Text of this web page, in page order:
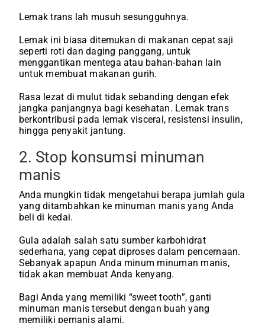
Lemak trans lah musuh sesungguhnya.
Lemak ini biasa ditemukan di makanan cepat saji
seperti roti dan daging panggang, untuk
menggantikan mentega atau bahan-bahan lain
untuk membuat makanan gurih.
Rasa lezat di mulut tidak sebanding dengan efek
jangka panjangnya bagi kesehatan. Lemak trans
berkontribusi pada lemak visceral, resistensi insulin,
hingga penyakit jantung.
2. Stop konsumsi minuman
manis
Anda mungkin tidak mengetahui berapa jumlah gula
yang ditambahkan ke minuman manis yang Anda
beli di kedai.
Gula adalah salah satu sumber karbohidrat
sederhana, yang cepat diproses dalam pencernaan.
Sebanyak apapun Anda minum minuman manis,
tidak akan membuat Anda kenyang.
Bagi Anda yang memiliki “sweet tooth”, ganti
minuman manis tersebut dengan buah yang
memiliki pemanis alami.